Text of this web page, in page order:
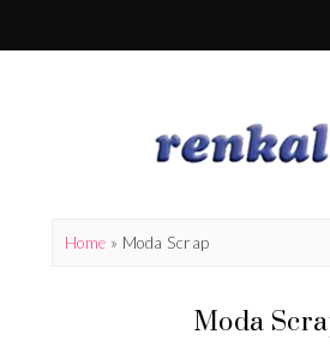
Home » Moda Scrap
Moda